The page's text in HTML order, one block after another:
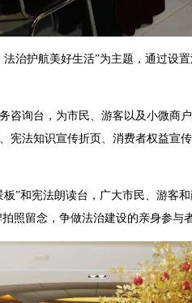
护航美好生活”为主题，通过设
询台，为市民、游客以及小微商
宪法知识宣传折页、消费者权益宣
和宪法朗读台，广大市民、游客和
照留念，争做法治建设的亲身参与者